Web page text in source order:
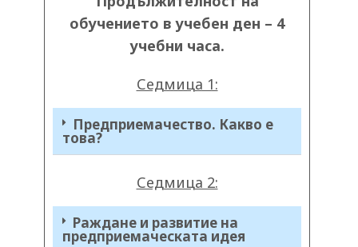
обучението в учебен ден – 4
учебни часа.
Седмица 1:
Предприемачество. Какво е
това?
Седмица 2:
Раждане и развитие на
предприемаческата идея